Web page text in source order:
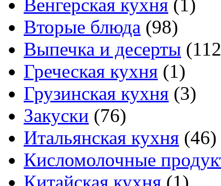
Венгерская кухня (1)
Вторые блюда (98)
Выпечка и десерты
Греческая кухня (1)
Грузинская кухня (3)
Закуски (76)
Итальянская кухня (46)
Кисломолочные